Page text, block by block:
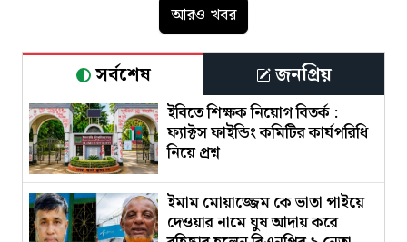
আরও খবর
সর্বশেষ জনপ্রিয়
ইবিতে শিক্ষক নিয়োগ বিতর্ক :
ফ্যাক্টস ফাইন্ডিং কমিটির কার্যপরিধি
নিয়ে প্রশ্ন
ইমাম মোয়াজ্জেম কে ভাতা পাইয়ে
দেওয়ার নামে ঘুষ আদায় করে